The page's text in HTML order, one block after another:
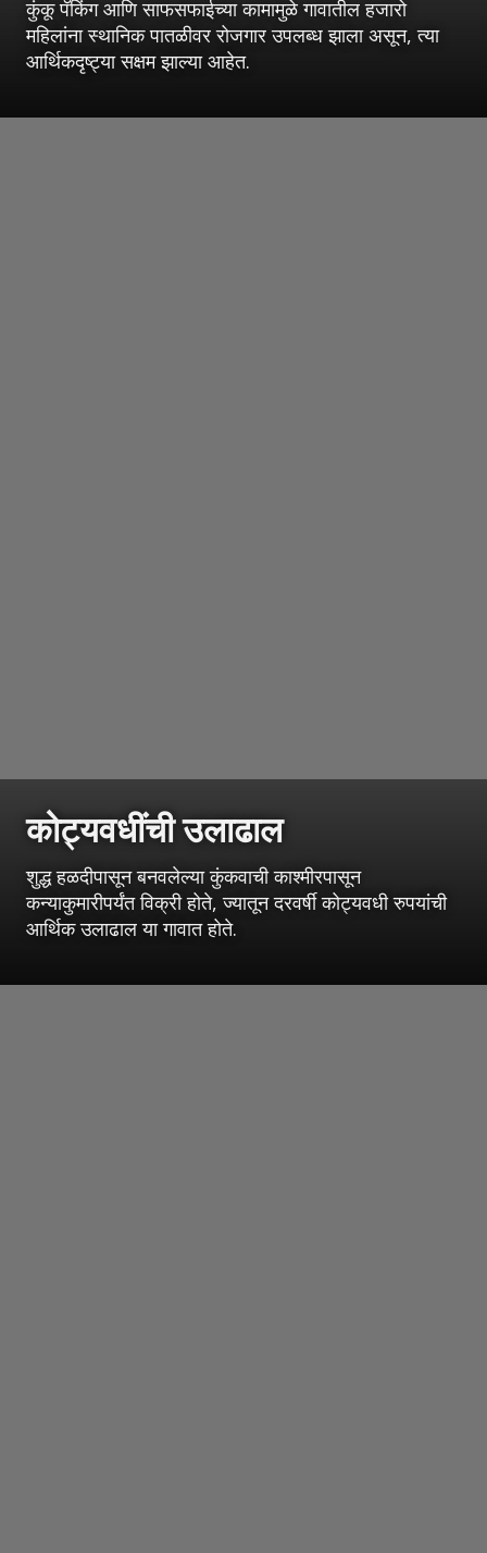
कुंकू पॅकिंग आणि साफसफाईच्या कामामुळे गावातील हजारो
महिलांना स्थानिक पातळीवर रोजगार उपलब्ध झाला असून, त्या
आर्थिकदृष्ट्या सक्षम झाल्या आहेत.
कोट्यवधींची उलाढाल
शुद्ध हळदीपासून बनवलेल्या कुंकवाची काश्मीरपासून
कन्याकुमारीपर्यंत विक्री होते, ज्यातून दरवर्षी कोट्यवधी रुपयांची
आर्थिक उलाढाल या गावात होते.